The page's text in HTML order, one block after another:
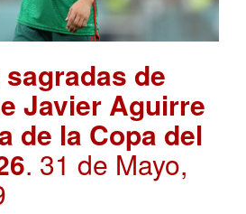
de
Javier Aguirre
de la Copa del
. 31 de Mayo,